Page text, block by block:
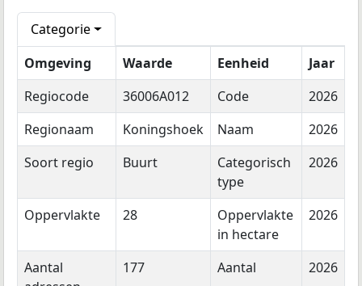
Categorie
Omgeving
Waarde Eenheid
Jaar
Regiocode
36006A012 Code
2026
Regionaam
Koningshoek Naam
2026
Soort regio
Buurt
Categorisch
type
2026
Oppervlakte 28
Oppervlakte
in hectare
2026
Aantal
177 Aantal 2026